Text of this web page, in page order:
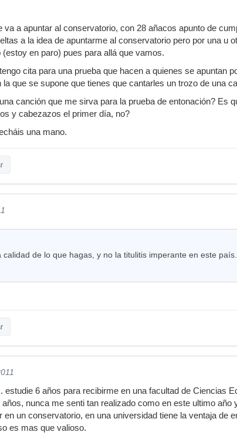
va a apuntar al conservatorio, con 28 añacos apunto de
a la idea de apuntarme al conservatorio pero por una u
en paro) pues para allá que vamos.
cita para una prueba que hacen a quienes se apuntan
que se supone que tienes que cantarles un trozo de una
canción que me sirva para la prueba de entonación? Es
y cabezazos el primer día, no?
una mano.
de lo que hagas, y no la titulitis imperante en este país...
estudie 6 años para recibirme en una facultad de Ciencias
años, nunca me senti tan realizado como en este ultimo
en un conservatorio, en una universidad tiene la ventaja de
es mas que valioso.